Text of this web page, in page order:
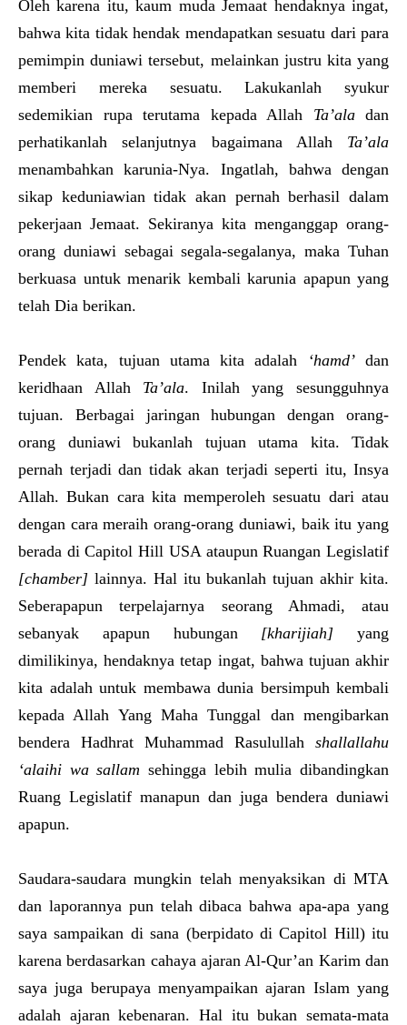
Oleh karena itu, kaum muda Jemaat hendaknya ingat,
bahwa kita tidak hendak mendapatkan sesuatu dari para
pemimpin duniawi tersebut, melainkan justru kita yang
memberi mereka sesuatu. Lakukanlah syukur
sedemikian rupa terutama kepada Allah Ta’aladan
perhatikanlah selanjutnya bagaimana Allah Ta’ala
menambahkan karunia-Nya. Ingatlah, bahwa dengan
sikap keduniawian tidak akan pernah berhasil dalam
pekerjaan Jemaat. Sekiranya kita menganggap orang-
orang duniawi sebagai segala-segalanya, maka Tuhan
berkuasa untuk menarik kembali karunia apapun yang
telah Dia berikan.
Pendek kata, tujuan utama kita adalah ‘hamd’dan
keridhaan Allah Ta’ala. Inilah yang sesungguhnya
tujuan. Berbagai jaringan hubungan dengan orang-
orang duniawi bukanlah tujuan utama kita. Tidak
pernah terjadi dan tidak akan terjadi seperti itu, Insya
Allah. Bukan cara kita memperoleh sesuatu dari atau
dengan cara meraih orang-orang duniawi, baik itu yang
berada di Capitol Hill USA ataupun Ruangan Legislatif
[chamber] lainnya. Hal itu bukanlah tujuan akhir kita.
Seberapapun terpelajarnya seorang Ahmadi, atau
sebanyak apapun hubungan [kharijiah] yang
dimilikinya, hendaknya tetap ingat, bahwa tujuan akhir
kita adalah untuk membawa dunia bersimpuh kembali
kepada Allah Yang Maha Tunggal dan mengibarkan
bendera Hadhrat Muhammad Rasulullah shallallahu
‘alaihi wa sallam sehingga lebih mulia dibandingkan
Ruang Legislatif manapun dan juga bendera duniawi
apapun.
Saudara-saudara mungkin telah menyaksikan di MTA
dan laporannya pun telah dibaca bahwa apa-apa yang
saya sampaikan di sana (berpidato di Capitol Hill) itu
karena berdasarkan cahaya ajaran Al-Qur’an Karim dan
saya juga berupaya menyampaikan ajaran Islam yang
adalah ajaran kebenaran. Hal itu bukan semata-mata